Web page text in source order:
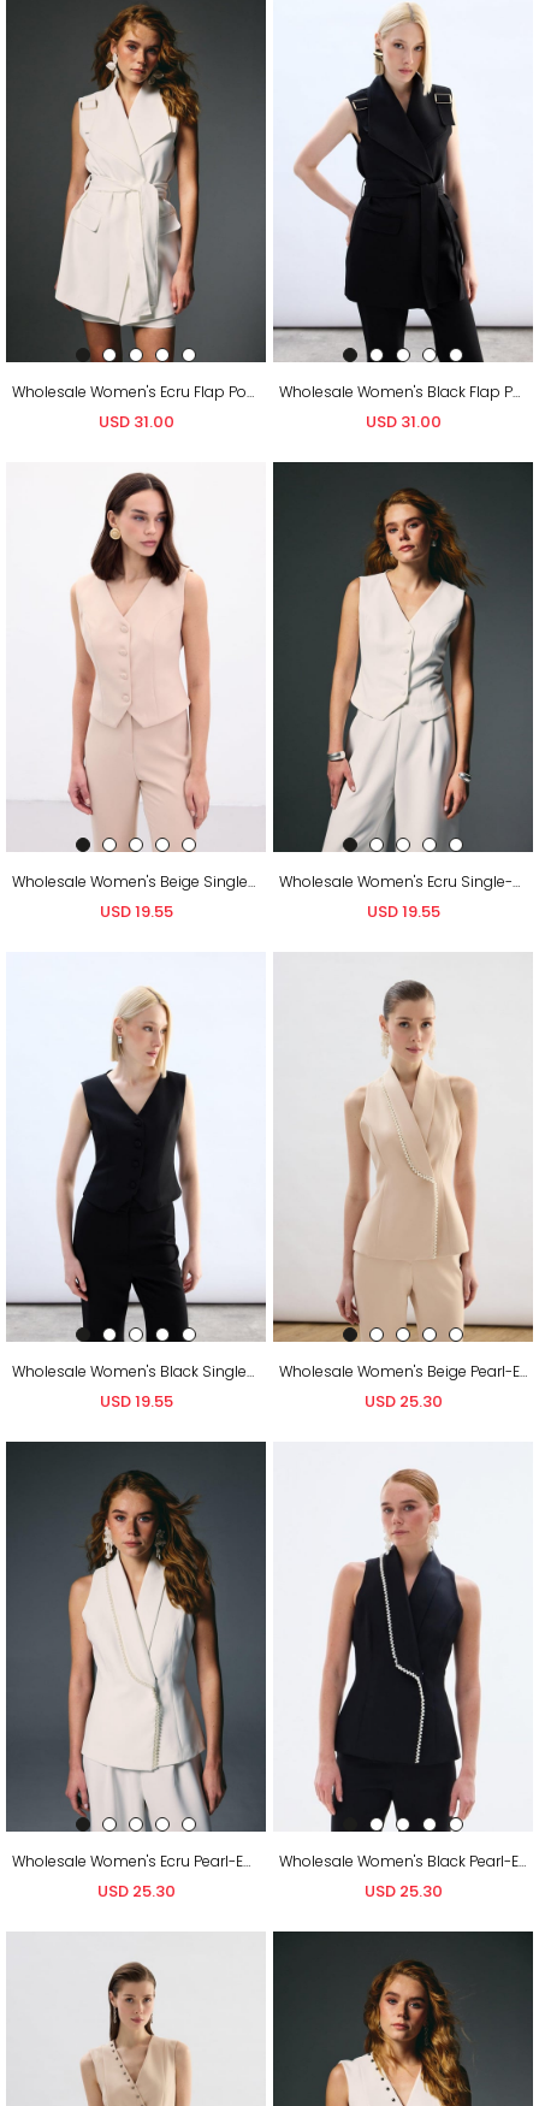
Wholesale Women's Ecru Flap Pockets Waistcoat with Belt
USD 31.00
Wholesale Women's Black Flap Pockets Waistcoat with Belt
USD 31.00
Wholesale Women's Beige Single-Breasted Waistcoat
USD 19.55
Wholesale Women's Ecru Single-Breasted Waistcoat
USD 19.55
Wholesale Women's Black Single-Breasted Waistcoat
USD 19.55
Wholesale Women's Beige Pearl-Embellished Wrap Waistcoat
USD 25.30
Wholesale Women's Ecru Pearl-Embellished Wrap Waistcoat
USD 25.30
Wholesale Women's Black Pearl-Embellished Wrap Waistcoat
USD 25.30